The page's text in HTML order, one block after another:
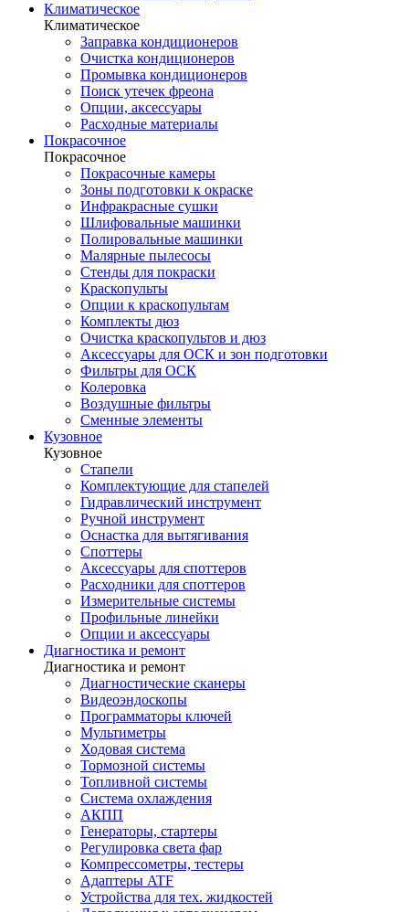
Климатическое
Климатическое
Заправка кондиционеров
Очистка кондиционеров
Промывка кондиционеров
Поиск утечек фреона
Опции, аксессуары
Расходные материалы
Покрасочное
Покрасочное
Покрасочные камеры
Зоны подготовки к окраске
Инфракрасные сушки
Шлифовальные машинки
Полировальные машинки
Малярные пылесосы
Стенды для покраски
Краскопульты
Опции к краскопультам
Комплекты дюз
Очистка краскопультов и дюз
Аксессуары для ОСК и зон подготовки
Фильтры для ОСК
Колеровка
Воздушные фильтры
Сменные элементы
Кузовное
Кузовное
Стапели
Комплектующие для стапелей
Гидравлический инструмент
Ручной инструмент
Оснастка для вытягивания
Споттеры
Аксессуары для споттеров
Расходники для споттеров
Измерительные системы
Профильные линейки
Опции и аксессуары
Диагностика и ремонт
Диагностика и ремонт
Диагностические сканеры
Видеоэндоскопы
Программаторы ключей
Мультиметры
Ходовая система
Тормозной системы
Топливной системы
Система охлаждения
АКПП
Генераторы, стартеры
Регулировка света фар
Компрессометры, тестеры
Адаптеры ATF
Устройства для тех. жидкостей